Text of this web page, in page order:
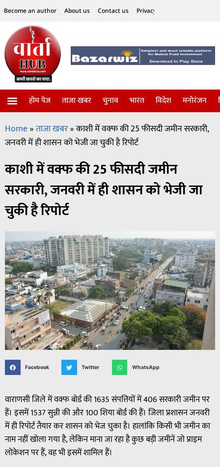
Become an author About us Contact us Privacy Policy
होम पेज ताजा खबर चुनाव भारत विदेश मनोरंजन
Home»ताजा खबर»काशी में वक्फ की 25 फीसदी जमीन सरकारी,
जनवरी में ही शासन को भेजी जा चुकी है रिपोर्ट
काशी में वक्फ की 25 फीसदी जमीन
सरकारी, जनवरी में ही शासन को भेजी जा
चुकी है रिपोर्ट
Facebook Twitter WhatsApp
वाराणसी जिले में वक्फ बोर्ड की 1635 संपत्तियों में 406 सरकारी जमीन पर
हैं। इसमें 1537 सुन्नी की और 100 शिया बोर्ड की हैं। जिला प्रशासन जनवरी
में ही रिपोर्ट तैयार कर शासन को भेज चुका है। हालांकि किसी भी जमीन का
नाम नहीं खोला गया है, लेकिन माना जा रहा है कुछ बड़ी जमीनें जो प्राइम
लोकेशन पर हैं, वह भी इसमें शामिल हैं।